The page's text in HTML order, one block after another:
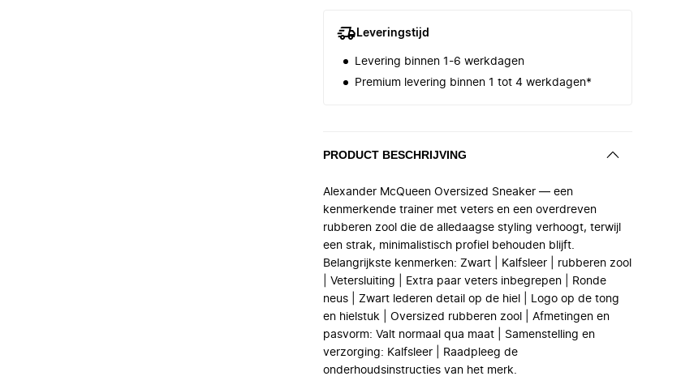
Leveringstijd
Levering binnen 1-6 werkdagen
Premium levering binnen 1 tot 4 werkdagen*
PRODUCT BESCHRIJVING
Alexander McQueen Oversized Sneaker — een
kenmerkende trainer met veters en een overdreven
rubberen zool die de alledaagse styling verhoogt, terwijl
een strak, minimalistisch profiel behouden blijft.
Belangrijkste kenmerken: Zwart | Kalfsleer | rubberen zool
| Vetersluiting | Extra paar veters inbegrepen | Ronde
neus | Zwart lederen detail op de hiel | Logo op de tong
en hielstuk | Oversized rubberen zool | Afmetingen en
pasvorm: Valt normaal qua maat | Samenstelling en
verzorging: Kalfsleer | Raadpleeg de
onderhoudsinstructies van het merk.